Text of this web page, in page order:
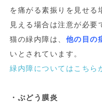
を痛がる素振りを見せる
見える場合は注意が必要
猫の緑内障は、 他の目の
いとされています。
緑内障についてはこちら
・ぶどう膜炎